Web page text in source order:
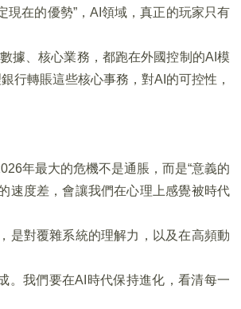
現在的優勢”，AI領域，真正的玩家只有
據、核心業務，都跑在外國控制的AI模
行轉賬這些核心事務，對AI的可控性，
年最大的危機不是通脹，而是“意義的
速度差，會讓我們在心理上感覺被時代
是對覆雜系統的理解力，以及在高頻動
。我們要在AI時代保持進化，看清每一